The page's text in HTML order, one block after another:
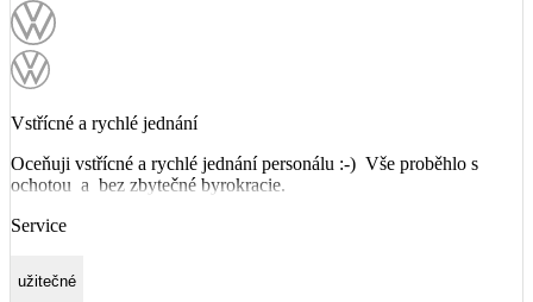
Vstřícné a rychlé jednání
Oceňuji vstřícné a rychlé jednání personálu :-) Vše proběhlo s
ochotou a bez zbytečné byrokracie.
Service
užitečné